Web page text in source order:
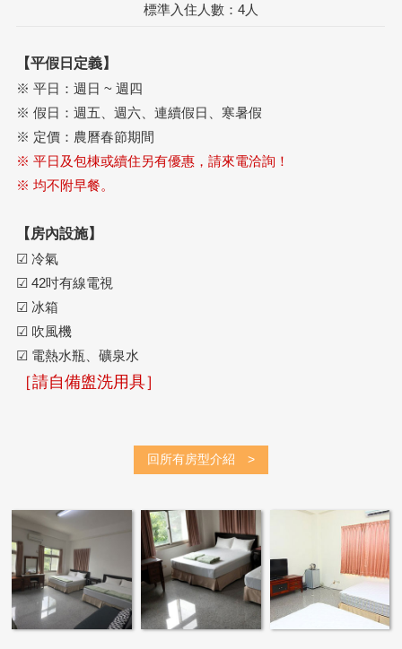
標準入住人數：4人
【平假日定義】
※ 平日：週日 ~ 週四
※ 假日：週五、週六、連續假日、寒暑假
※ 定價：農曆春節期間
※ 平日及包棟或續住另有優惠，請來電洽詢！
※ 均不附早餐。
【房內設施】
☑ 冷氣
☑ 42吋有線電視
☑ 冰箱
☑ 吹風機
☑ 電熱水瓶、礦泉水
［請自備盥洗用具］
回所有房型介紹 >